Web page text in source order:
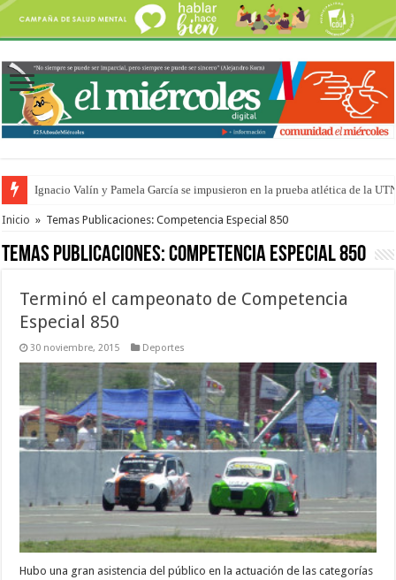
Ignacio Valín y Pamela García se impusieron en la prueba atlética de la
Traigo el litoral en mi canción: 100 años de Aníbal Sampayo
Inicio » Temas Publicaciones: Competencia Especial 850
Temas Publicaciones:Competencia Especial 850
Terminó el campeonato de Competencia
Especial 850
30 noviembre, 2015 Deportes
Hubo una gran asistencia del público en la actuación de las categorías